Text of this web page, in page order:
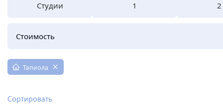
Студии 1 2
Стоимость
Тапиола
Сортировать